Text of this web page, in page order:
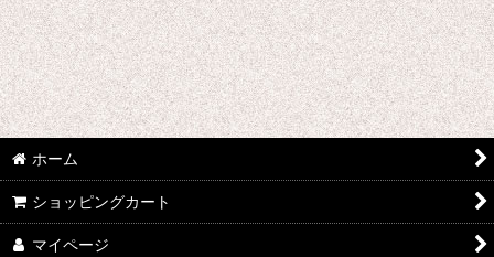
絞り込む
ホーム
ショッピングカート
マイページ